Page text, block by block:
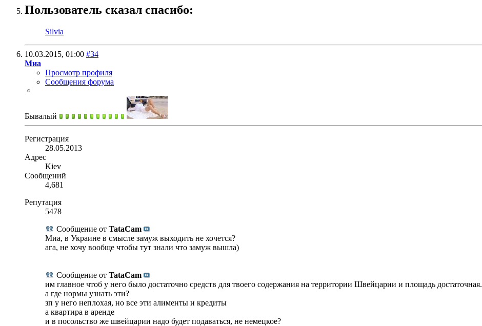
Пользователь сказал cпасибо:
Silvia
10.03.2015, 01:00 #34
Миа
Просмотр профиля
Сообщения форума
Бывалый
Регистрация
28.05.2013
Адрес
Kiev
Сообщений
4,681
Репутация
5478
Сообщение от TataCam
Миа, в Украине в смысле замуж выходить не хочется?
ага, не хочу вообще чтобы тут знали что замуж вышла)
Сообщение от TataCam
им главное чтоб у него было достаточно средств для твоего содержания на территории Швейцарии и площадь достаточная.
а где нормы узнать эти?
зп у него неплохая, но все эти алименты и кредиты
а квартира в аренде
и в посольство же швейцарии надо будет подаваться, не немецкое?